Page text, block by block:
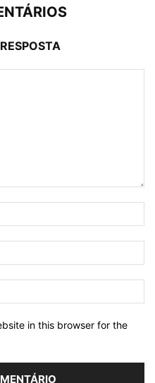
in this browser for the